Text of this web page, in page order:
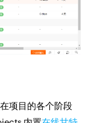
项目的各个阶段